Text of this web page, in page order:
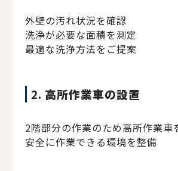
外壁の汚れ状況を確認
洗浄が必要な面積を測定
最適な洗浄方法をご提案
2. 高所作業車の設置
2階部分の作業のため高所作業車
安全に作業できる環境を整備